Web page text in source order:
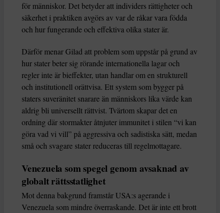
för människor. Det betyder att individers rättigheter och
säkerhet i praktiken avgörs av var de råkar vara födda
och hur fungerande och effektiva olika stater är.
Därför menar Gilad att problem som uppstår på grund av
hur stater beter sig rörande internationella lagar och
regler inte är bieffekter, utan handlar om en strukturell
och institutionell orättvisa. Ett system som bygger på
staters suveränitet snarare än människors lika värde kan
aldrig bli universellt rättvist. Tvärtom skapar det en
ordning där stormakter åtnjuter immunitet i stilen “vi kan
göra vad vi vill” på aggressiva och sadistiska sätt, medan
små och svagare stater reduceras till regelmottagare.
Venezuela som spegel genom avsaknad av
globalt rättsstatlighet
Mot denna bakgrund framstår USA:s agerande i
Venezuela som mindre överraskande. Det är inte ett brott